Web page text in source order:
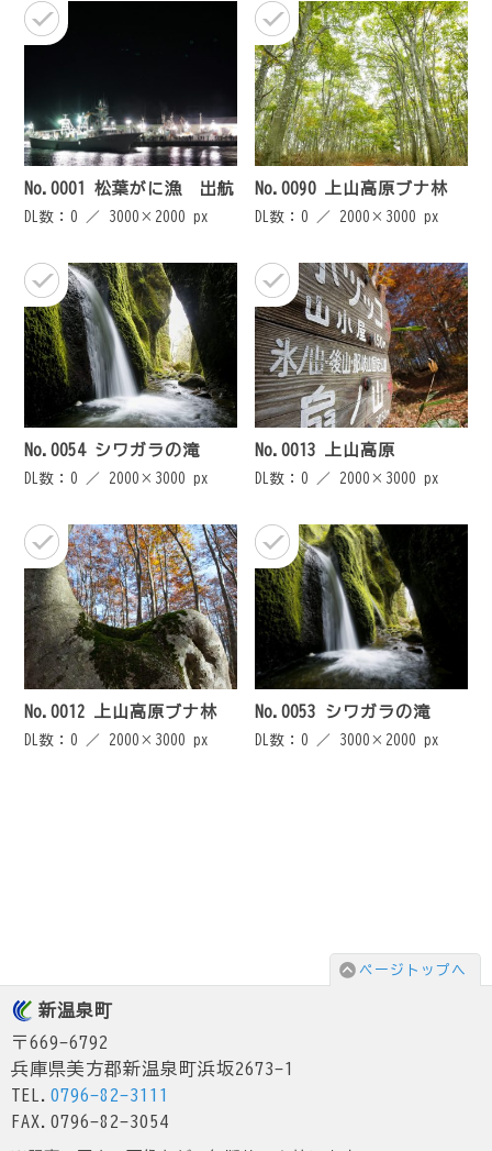
No.0001 松葉がに漁 出航
DL数：0 ／ 3000×2000 px
No.0090 上山高原ブナ林
DL数：0 ／ 2000×3000 px
No.0054 シワガラの滝
DL数：0 ／ 2000×3000 px
No.0013 上山高原
DL数：0 ／ 2000×3000 px
No.0012 上山高原ブナ林
DL数：0 ／ 2000×3000 px
No.0053 シワガラの滝
DL数：0 ／ 3000×2000 px
ページトップへ
新温泉町
〒669-6792
兵庫県美方郡新温泉町浜坂2673-1
TEL. 0796-82-3111
FAX.0796-82-3054